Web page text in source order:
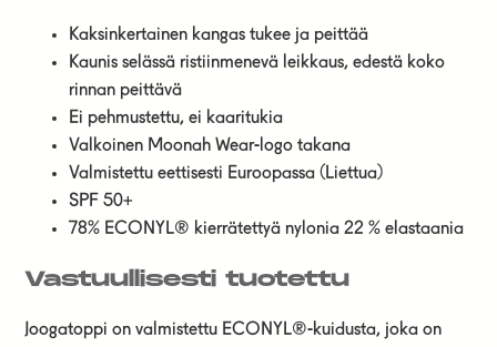
Kaksinkertainen kangas tukee ja peittää
Kaunis selässä ristiinmenevä leikkaus, edestä koko
rinnan peittävä
Ei pehmustettu, ei kaaritukia
Valkoinen Moonah Wear-logo takana
Valmistettu eettisesti Euroopassa (Liettua)
SPF 50+
78% ECONYL® kierrätettyä nylonia 22 % elastaania
Vastuullisesti tuotettu
Joogatoppi on valmistettu ECONYL®-kuidusta, joka on